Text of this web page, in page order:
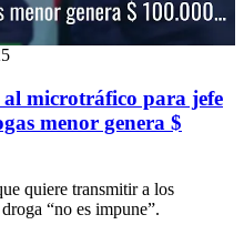
microtráfico para jefe
menor genera $
quiere transmitir a los
“no es impune”.